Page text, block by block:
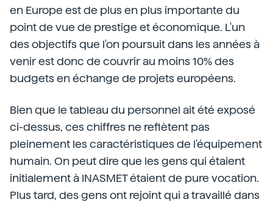
en Europe est de plus en plus importante du
point de vue de prestige et économique. L'un
des objectifs que l'on poursuit dans les années à
venir est donc de couvrir au moins 10% des
budgets en échange de projets européens.
Bien que le tableau du personnel ait été exposé
ci-dessus, ces chiffres ne reflètent pas
pleinement les caractéristiques de l'équipement
humain. On peut dire que les gens qui étaient
initialement à INASMET étaient de pure vocation.
Plus tard, des gens ont rejoint qui a travaillé dans